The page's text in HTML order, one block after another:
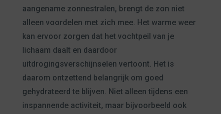
aangename zonnestralen, brengt de zon niet
alleen voordelen met zich mee. Het warme weer
kan ervoor zorgen dat het vochtpeil van je
lichaam daalt en daardoor
uitdrogingsverschijnselen vertoont. Het is
daarom ontzettend belangrijk om goed
gehydrateerd te blijven. Niet alleen tijdens een
inspannende activiteit, maar bijvoorbeeld ook